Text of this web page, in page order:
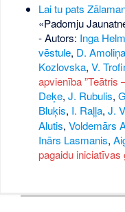
Lai tu pats
«Padomju
- Autors: Inga
vēstule, D. Amoliņa
Kozlovska, V.
apvienība ”Teātris
Deķe, J. Rubulis,
Bluķis, I. Raļļa, J.
Alutis, Voldemārs
Inārs Lasmanis,
pagaidu iniciatīvas